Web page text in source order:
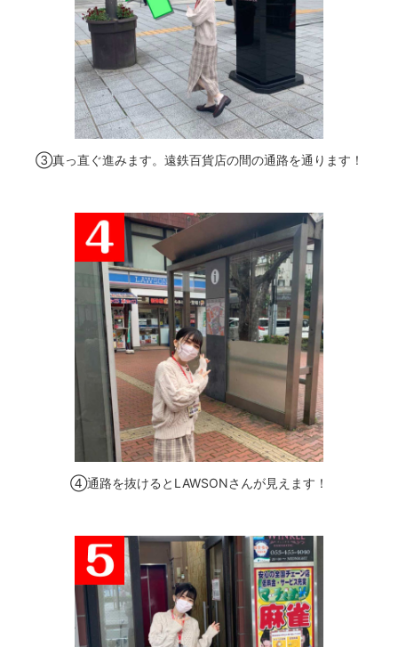
③真っ直ぐ進みます。遠鉄百貨店の間の通路を通ります！
④通路を抜けるとLAWSONさんが見えます！